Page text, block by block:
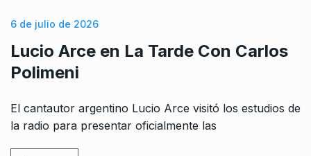
6 de julio de 2026
Lucio Arce en La Tarde Con Carlos
Polimeni
El cantautor argentino Lucio Arce visitó los estudios de
la radio para presentar oficialmente las